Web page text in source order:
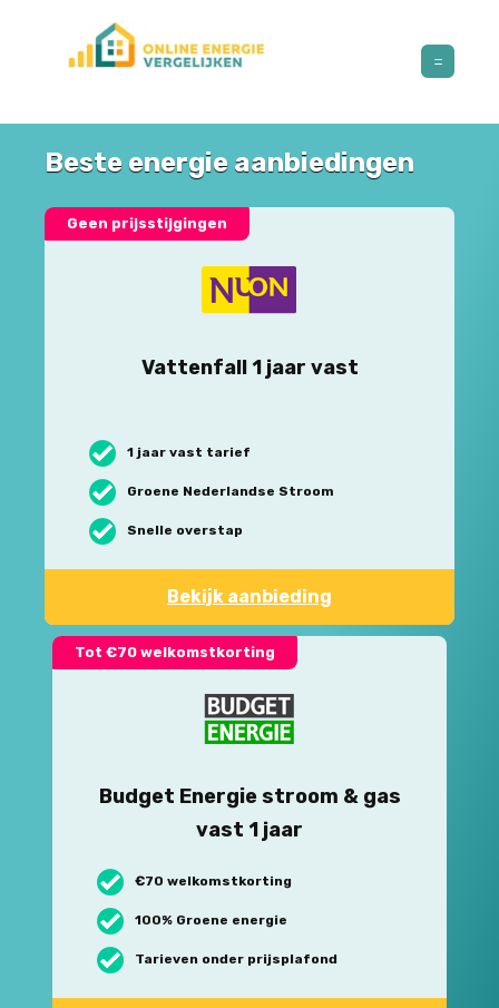
Beste energie aanbiedingen
Geen prijsstijgingen
Vattenfall 1 jaar vast
1 jaar vast tarief
Groene Nederlandse Stroom
Snelle overstap
Bekijk aanbieding
Tot €70 welkomstkorting
Budget Energie stroom & gas
vast 1 jaar
€70 welkomstkorting
100% Groene energie
Tarieven onder prijsplafond